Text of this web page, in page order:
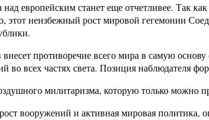
европейским станет еще отчетливее. Так
неизбежный рост мировой гегемонии
противоречие всего мира в самую
всех частях света. Позиция наблюдателя
милитаризма, которую только можно
вооружений и активная мировая политика,